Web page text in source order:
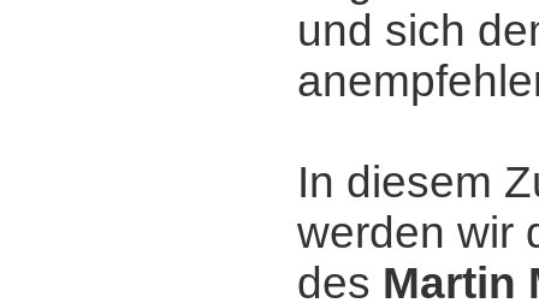
und sich
In diesem
werden wir
des Martin